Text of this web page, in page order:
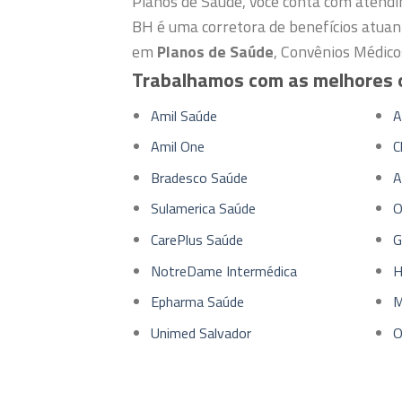
BH é uma corretora de benefícios
em Planos de Saúde, Convênios
Trabalhamos com as melhores
Amil Saúde
Amil One
Bradesco Saúde
Sulamerica Saúde
CarePlus Saúde
NotreDame Intermédica
Epharma Saúde
Unimed Salvador